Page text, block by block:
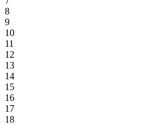
8
9
10
11
12
13
14
15
16
17
18